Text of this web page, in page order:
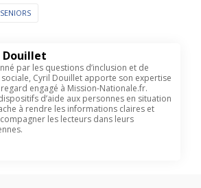
SENIORS
Douillet
par les questions d’inclusion et de
sociale, Cyril Douillet apporte son expertise
engagé à Mission-Nationale.fr.
d’aide aux personnes en situation
à rendre les informations claires et
les lecteurs dans leurs